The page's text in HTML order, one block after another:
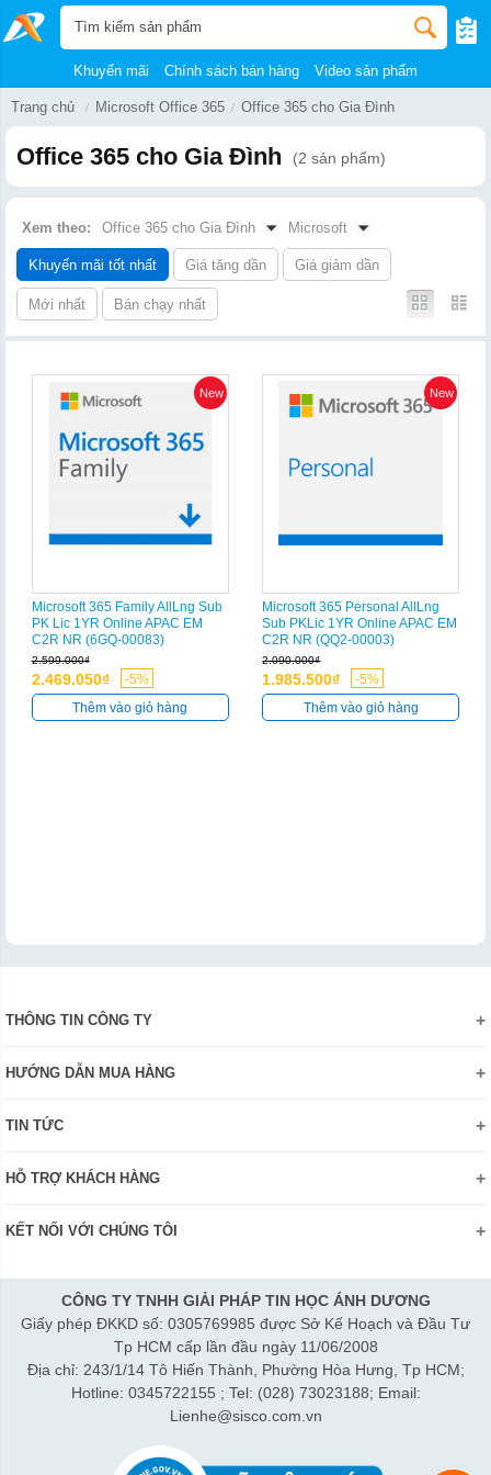
Khuyến mãi Chính sách bán hàng Video sản phẩm
Trang chủ Microsoft Office 365 Office 365 cho Gia Đình
Office 365 cho Gia Đình (2 sản phẩm)
Xem theo: Office 365 cho Gia Đình Microsoft
Khuyến mãi tốt nhất Giá tăng dần Giá giảm dần
Mới nhất Bán chạy nhất
New
Microsoft 365 Family AllLng Sub
PK Lic 1YR Online APAC EM
C2R NR (6GQ-00083)
2.599.000₫
2.469.050₫ -5%
Thêm vào giỏ hàng
New
Microsoft 365 Personal AllLng
Sub PKLic 1YR Online APAC EM
C2R NR (QQ2-00003)
2.090.000₫
1.985.500₫ -5%
Thêm vào giỏ hàng
THÔNG TIN CÔNG TY
Chính sách bảo mật thông tin
HƯỚNG DẪN MUA HÀNG
Thanh toán và giao hàng
Hướng dẫn đăng ký tài khoản
Kiểm tra tình trạng đơn hàng
TIN TỨC
Review sản phẩm
HỖ TRỢ KHÁCH HÀNG
Hợp tác: LienHe@sisco.com.vn
Thời gian làm việc từ Thứ 2- Thứ 7:
Sáng 8h15-12h; Chiều 1h15-5h30
Thứ 7 làm đến 3h30 chiều.
KẾT NỐI VỚI CHÚNG TÔI
CÔNG TY TNHH GIẢI PHÁP TIN HỌC ÁNH DƯƠNG
Giấy phép ĐKKD số: 0305769985 được Sở Kế Hoạch và Đầu Tư
Tp HCM cấp lần đầu ngày 11/06/2008
Địa chỉ: 243/1/14 Tô Hiến Thành, Phường Hòa Hưng, Tp HCM;
Hotline: 0345722155 ; Tel: (028) 73023188; Email:
Lienhe@sisco.com.vn